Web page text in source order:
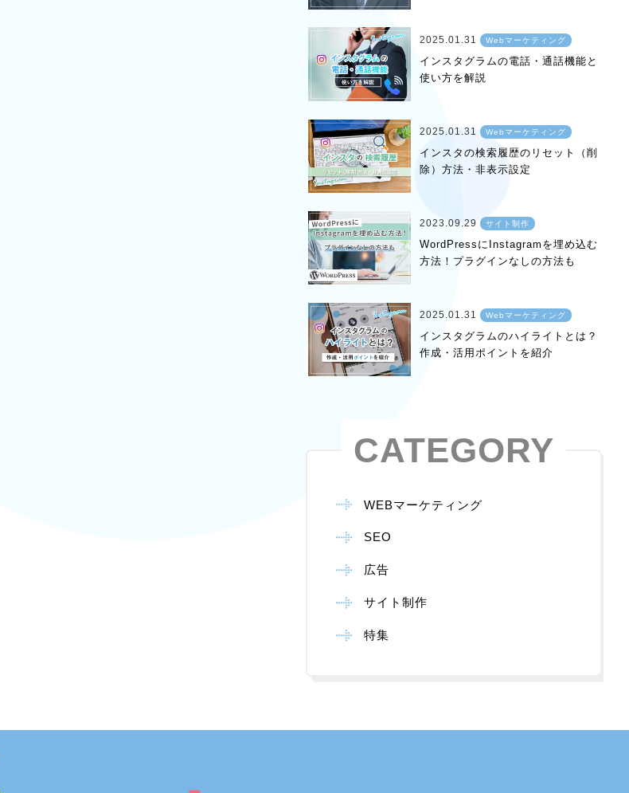
2025.01.31 Webマーケティング
インスタグラムの電話・通話機能と
使い方を解説
2025.01.31 Webマーケティング
インスタの検索履歴のリセット（削
除）方法・非表示設定
2023.09.29 サイト制作
WordPressにInstagramを埋め込む
方法！プラグインなしの方法も
2025.01.31 Webマーケティング
インスタグラムのハイライトとは？
作成・活用ポイントを紹介
CATEGORY
WEBマーケティング
SEO
広告
サイト制作
特集